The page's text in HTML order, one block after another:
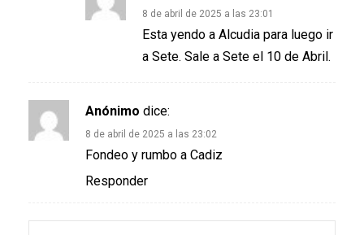
8 de abril de 2025 a las 23:01
Esta yendo a Alcudia para luego ir
a Sete. Sale a Sete el 10 de Abril.
Anónimo dice:
8 de abril de 2025 a las 23:02
Fondeo y rumbo a Cadiz
Responder